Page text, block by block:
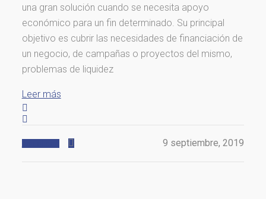
una gran solución cuando se necesita apoyo
económico para un fin determinado. Su principal
objetivo es cubrir las necesidades de financiación de
un negocio, de campañas o proyectos del mismo,
problemas de liquidez
Leer más
9 septiembre, 2019